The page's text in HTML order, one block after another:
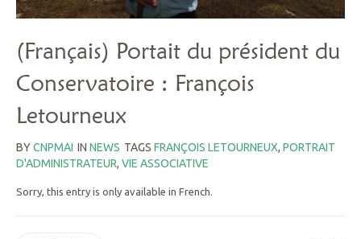
(Français) Portait du président du
Conservatoire : François
Letourneux
BYCNPMAI IN NEWS TAGS FRANÇOIS LETOURNEUX, PORTRAIT
D'ADMINISTRATEUR, VIE ASSOCIATIVE
Sorry, this entry is only available in French.